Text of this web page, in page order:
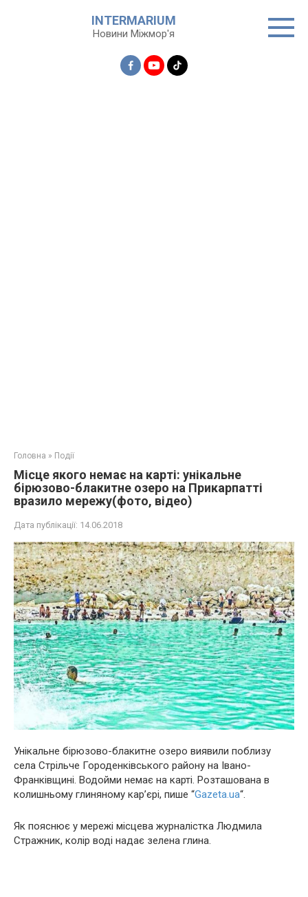
INTERMARIUM
Новини Міжмор'я
Головна » Події
Місце якого немає на карті: унікальне
бірюзово-блакитне озеро на Прикарпатті
вpазило мережу(фото, відео)
Дата публікації: 14.06.2018
Унікальне бірюзово-блакитне озеро виявили поблизу
села Стрільче Городенківського району на Івано-
Франківщині. Водойми немає на карті. Розташована в
колишньому глиняному кар’єрі, пише “Gazeta.ua“.
Як пояснює у мережі місцева журналістка Людмила
Стражник, колір воді надає зелена глина.